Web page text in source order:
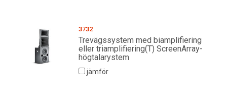
3732
Trevägssystem med biamplifiering
eller triamplifiering(T) ScreenArray-
högtalarystem
jämför